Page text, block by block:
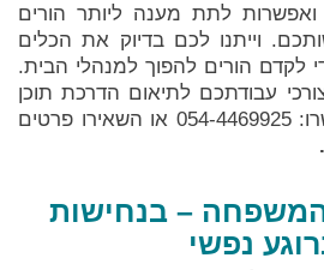
לתת מענה ליותר הורים
וייתנו לכם בדיוק את הכלים
לקדם הורים להפוך למנהלי הבית.
עבודתכם לתיאום הדרכת תוכן
לצורכי עבודתכם התקשרו: 054-4469925 או השאירו פרטים
– בנחישות
נפשי